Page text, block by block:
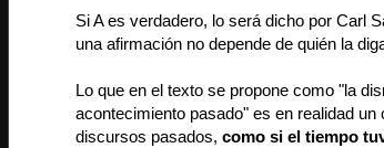
Si A es verdadero, lo será dicho por Carl
una afirmación no depende de quién la
Lo que en el texto se propone como "la
acontecimiento pasado" es en realidad
discursos pasados, como si el tiempo